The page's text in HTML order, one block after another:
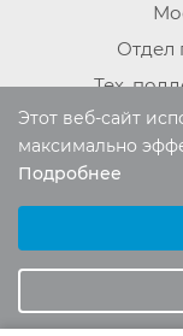
Отдел
Тех.
материалов
Этот веб-сайт
максимально
Подробнее
Аналитические/